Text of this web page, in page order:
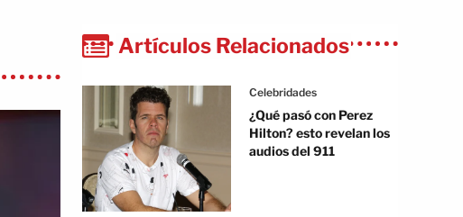
Artículos Relacionados
Celebridades
¿Qué pasó con Perez
Hilton? esto revelan los
audios del 911